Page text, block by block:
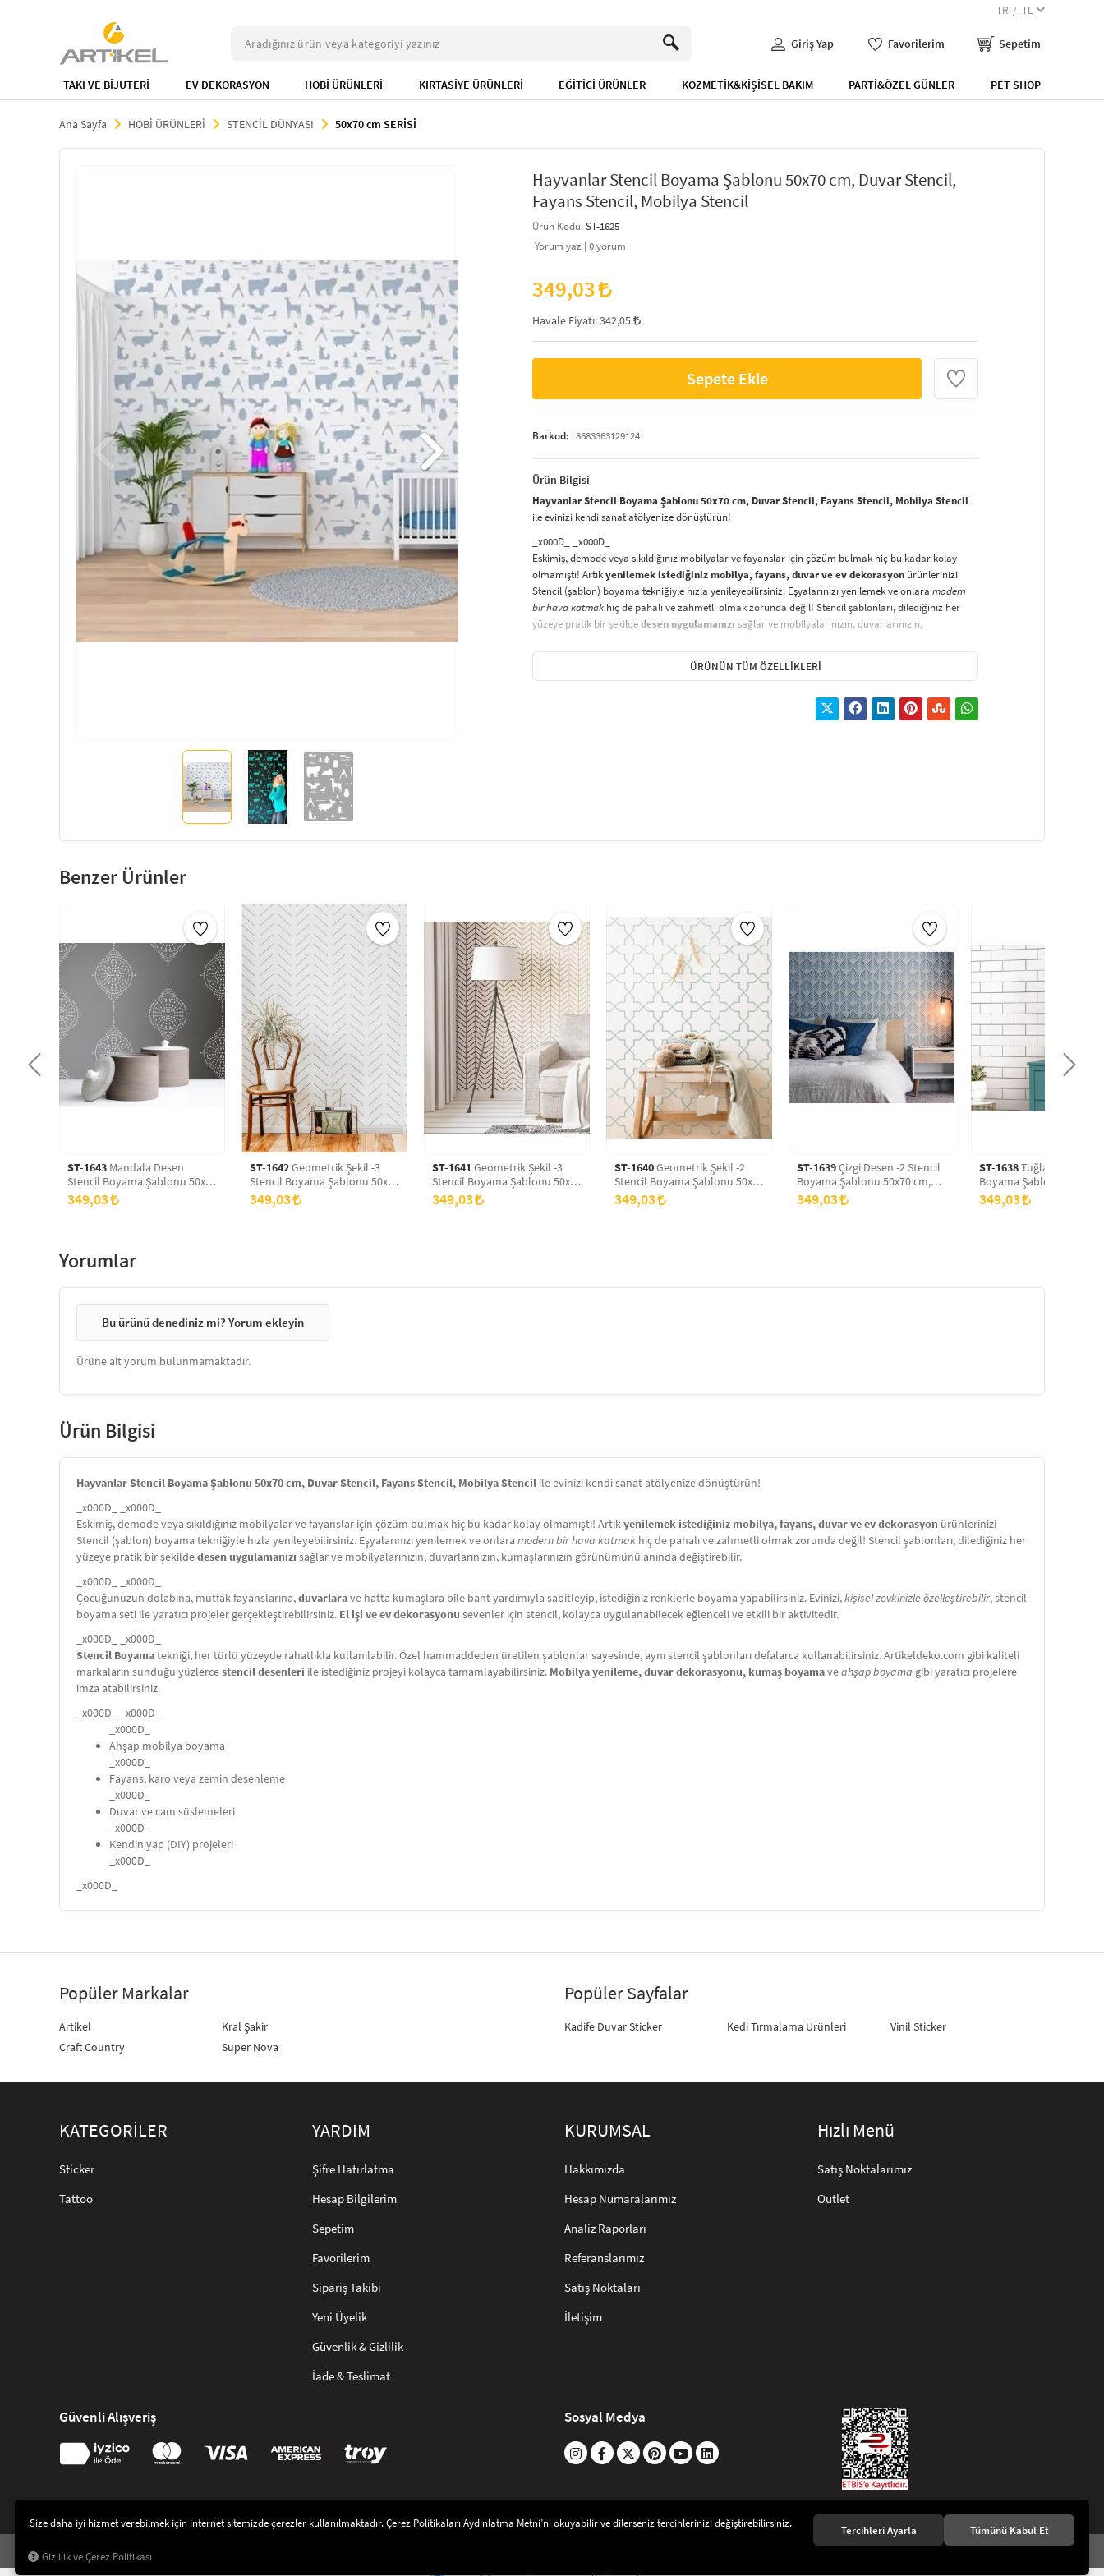
TR TL
Giriş Yap Favorilerim Sepetim
TAKI VE BİJUTERİ EV DEKORASYON HOBİ ÜRÜNLERİ KIRTASİYE ÜRÜNLERİ EĞİTİCİ ÜRÜNLER KOZMETİK&KİŞİSEL BAKIM PARTİ&ÖZEL GÜNLER PET SHOP
Ana Sayfa HOBİ ÜRÜNLERİ STENCİL DÜNYASI 50x70 cm SERİSİ
Hayvanlar Stencil Boyama Şablonu 50x70 cm, Duvar Stencil,
Fayans Stencil, Mobilya Stencil
Ürün Kodu:ST-1625
Yorum yaz | 0yorum
349,03
Havale Fiyatı:342,05
Sepete Ekle
Barkod: 8683363129124
Ürün Bilgisi
Hayvanlar Stencil Boyama Şablonu 50x70 cm, Duvar Stencil, Fayans Stencil, Mobilya Stencil
ile evinizi kendi sanat atölyenize dönüştürün!
_x000D_ _x000D_
Eskimiş, demode veya sıkıldığınız mobilyalar ve fayanslar için çözüm bulmak hiç bu kadar kolay
olmamıştı! Artıkyenilemek istediğiniz mobilya, fayans, duvar ve ev dekorasyon ürünlerinizi
Stencil (şablon) boyama tekniğiyle hızla yenileyebilirsiniz. Eşyalarınızı yenilemek ve onlara modern
bir hava katmak hiç de pahalı ve zahmetli olmak zorunda değil! Stencil şablonları, dilediğiniz her
yüzeye pratik bir şekildedesen uygulamanızı sağlar ve mobilyalarınızın, duvarlarınızın,
Çocuğunuzun dolabına, mutfak fayanslarına,duvarlarave hatta kumaşlara bile bant yardımıyla
kişisel zevkinizle özelleştirebilir, stencil
El işi ve ev dekorasyonusevenler için stencil,
Fayans, karo veya zemin desenleme
_x000D_
Duvar ve cam süslemeleri
_x000D_
Kendin yap (DIY) projeleri
_x000D_
_x000D_
ÜRÜNÜN TÜM ÖZELLIKLERI
Benzer Ürünler
ST-1643 Mandala Desen
Stencil Boyama Şablonu 50x70
cm, Duvar Stencil, Fayans
Stencil, Mobilya Stencil
349,03
ST-1642Geometrik Şekil -3
Stencil Boyama Şablonu 50x70
cm, Duvar Stencil, Fayans
Stencil, Mobilya Stencil
349,03
ST-1641Geometrik Şekil -3
Stencil Boyama Şablonu 50x70
cm, Duvar Stencil, Fayans
Stencil, Mobilya Stencil
349,03
ST-1640Geometrik Şekil -2
Stencil Boyama Şablonu 50x70
cm, Duvar Stencil, Fayans
Stencil, Mobilya Stencil
349,03
ST-1639Çizgi Desen -2 Stencil
Boyama Şablonu 50x70 cm,
Duvar Stencil, Fayans Stencil,
Mobilya Stencil
349,03
ST-1638Tuğla Desen
Boyama Şablonu 50x70
Duvar Stencil, Fayans
Mobilya Stencil
349,03
Yorumlar
Bu ürünü denediniz mi? Yorum ekleyin
Ürüne ait yorum bulunmamaktadır.
Ürün Bilgisi
Hayvanlar Stencil Boyama Şablonu 50x70 cm, Duvar Stencil, Fayans Stencil, Mobilya Stencil ile evinizi kendi sanat atölyenize dönüştürün!
_x000D_ _x000D_
Eskimiş, demode veya sıkıldığınız mobilyalar ve fayanslar için çözüm bulmak hiç bu kadar kolay olmamıştı! Artıkyenilemek istediğiniz mobilya, fayans, duvar ve ev dekorasyon ürünlerinizi
Stencil (şablon) boyama tekniğiyle hızla yenileyebilirsiniz. Eşyalarınızı yenilemek ve onlara modern bir hava katmak hiç de pahalı ve zahmetli olmak zorunda değil! Stencil şablonları, dilediğiniz her
yüzeye pratik bir şekildedesen uygulamanızı sağlar ve mobilyalarınızın, duvarlarınızın, kumaşlarınızın görünümünü anında değiştirebilir.
_x000D_ _x000D_
Çocuğunuzun dolabına, mutfak fayanslarına,duvarlarave hatta kumaşlara bile bant yardımıyla sabitleyip, istediğiniz renklerle boyama yapabilirsiniz. Evinizi,kişisel zevkinizle özelleştirebilir, stencil
boyama seti ile yaratıcı projeler gerçekleştirebilirsiniz. El işi ve ev dekorasyonu sevenler için stencil, kolayca uygulanabilecek eğlenceli ve etkili bir aktivitedir.
_x000D_ _x000D_
Stencil Boyamatekniği, her türlü yüzeyde rahatlıkla kullanılabilir. Özel hammaddeden üretilen şablonlar sayesinde, aynı stencil şablonları defalarca kullanabilirsiniz. Artikeldeko.com gibi kaliteli
markaların sunduğu yüzlercestencil desenleri ile istediğiniz projeyi kolayca tamamlayabilirsiniz. Mobilya yenileme, duvar dekorasyonu, kumaş boyamaveahşap boyama gibi yaratıcı projelere
imza atabilirsiniz.
_x000D_ _x000D_
_x000D_
Ahşap mobilya boyama
_x000D_
Fayans, karo veya zemin desenleme
_x000D_
Duvar ve cam süslemeleri
_x000D_
Kendin yap (DIY) projeleri
_x000D_
_x000D_
Popüler Markalar
Artikel
Craft Country
Kral Şakir
Super Nova
Popüler Sayfalar
Kadife Duvar Sticker Kedi Tırmalama Ürünleri Vinil Sticker
KATEGORİLER
Sticker
Tattoo
YARDIM
Şifre Hatırlatma
Hesap Bilgilerim
Sepetim
Favorilerim
Sipariş Takibi
Yeni Üyelik
Güvenlik & Gizlilik
İade & Teslimat
KURUMSAL
Hakkımızda
Hesap Numaralarımız
Analiz Raporları
Referanslarımız
Satış Noktaları
İletişim
Hızlı Menü
Satış Noktalarımız
Outlet
Güvenli Alışveriş Sosyal Medya
© 2021 Artikel İç ve Dış Tic. Ltd Şti
Size daha iyi hizmet verebilmek için internet sitemizde çerezler kullanılmaktadır. Çerez Politikaları Aydınlatma Metni’ni okuyabilir ve dilerseniz tercihlerinizi değiştirebilirsiniz.
Tercihleri Ayarla Tümünü Kabul Et
Gizlilik ve Çerez Politikası